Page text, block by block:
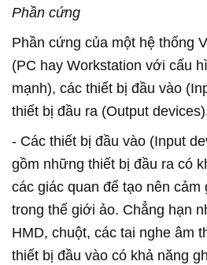
Phần cứng
Phần cứng của một hệ thống
(PC hay Workstation với cấu
mạnh), các thiết bị đầu vào
thiết bị đầu ra (Output
- Các thiết bị đầu vào (Input
gồm những thiết bị đầu ra có
các giác quan để tạo nên
trong thế giới ảo. Chẳng hạn
HMD, chuột, các tai nghe âm
thiết bị đầu vào có khả năng